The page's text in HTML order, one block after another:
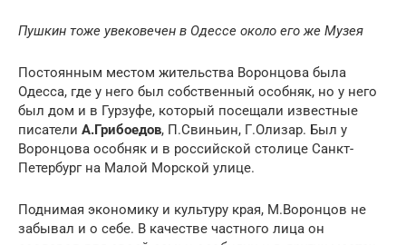
Пушкин тоже увековечен в Одессе около его же Музея
Постоянным местом жительства Воронцова была
Одесса, где у него был собственный особняк, но у него
был дом и в Гурзуфе, который посещали известные
писатели А.Грибоедов, П.Свиньин, Г.Олизар. Был у
Воронцова особняк и в российской столице Санкт-
Петербург на Малой Морской улице.
Поднимая экономику и культуру края, М.Воронцов не
забывал и о себе. В качестве частного лица он